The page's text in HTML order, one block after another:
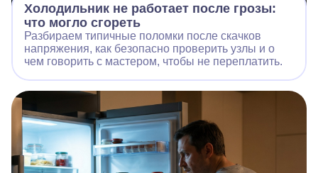
Холодильник не работает после грозы:
что могло сгореть
Разбираем типичные поломки после скачков
напряжения, как безопасно проверить узлы и о
чем говорить с мастером, чтобы не переплатить.